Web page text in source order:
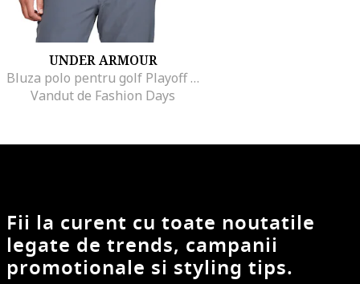
UNDER ARMOUR
Bluza polo pentru golf Playoff 2.0, Negru
Vandut de Fashion Days
Fii la curent cu toate noutatile
legate de trends, campanii
promotionale si styling tips.